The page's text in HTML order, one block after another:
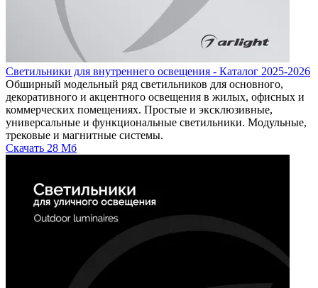
Светильники для внутреннего освещения - Каталог 2025-2026
Обширный модельный ряд светильников для основного,
декоративного и акцентного освещения в жилых, офисных и
коммерческих помещениях. Простые и эксклюзивные,
универсальные и функциональные светильники. Модульные,
трековые и магнитные системы.
Скачать 28 Мб